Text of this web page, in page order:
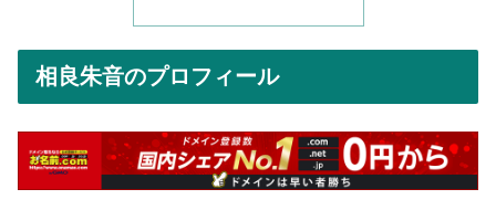
相良朱音のプロフィール